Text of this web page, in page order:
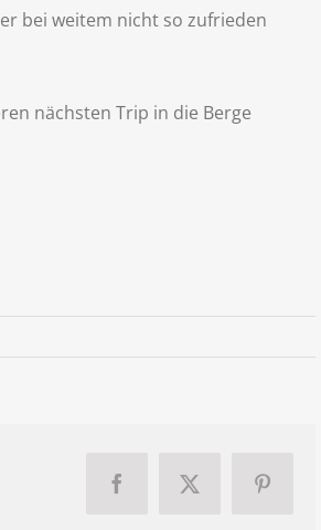
bei weitem nicht so zufrieden
nächsten Trip in die Berge
FacebookX Pinterest